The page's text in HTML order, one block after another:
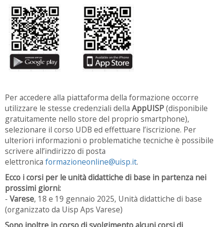
Per accedere alla piattaforma della formazione occorre
utilizzare le stesse credenziali della AppUISP(disponibile
gratuitamente nello store del proprio smartphone),
selezionare il corso UDB ed effettuare l’iscrizione. Per
ulteriori informazioni o problematiche tecniche è possibile
scrivere all’indirizzo di posta
elettronica formazioneonline@uisp.it.
Ecco i corsi per le unità didattiche di base in partenza nei
prossimi giorni:
- Varese, 18 e 19 gennaio 2025, Unità didattiche di base
(organizzato da Uisp Aps Varese)